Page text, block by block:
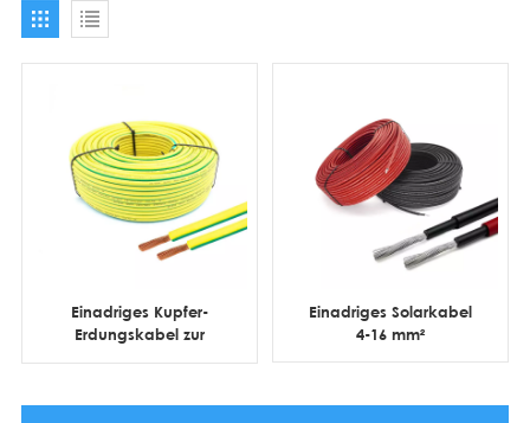
Einadriges Kupfer-
Erdungskabel zur
Einadriges Solarkabel
4-16 mm²